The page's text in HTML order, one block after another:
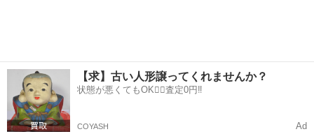
【求】古い人形譲ってくれませんか？
状態が悪くてもOK🙆‍♀️査定0円‼️
COYASH Ad